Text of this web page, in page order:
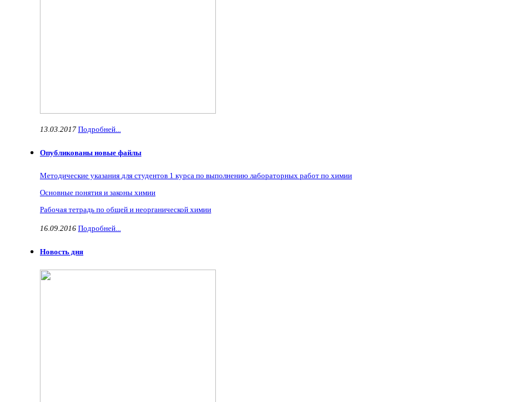
13.03.2017 Подробней...
Опубликованы новые файлы
Методические указания для студентов 1 курса по выполнению лабораторных работ по химии
Основные понятия и законы химии
Рабочая тетрадь по общей и неорганической химии
16.09.2016 Подробней...
Новость дня